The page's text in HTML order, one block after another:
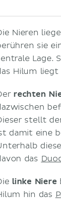
Klinik
Ähnliche
Nieren
sie
Lage.
Hilum liegt
rechten
stellt
damit eine
das
linke Niere
hin das